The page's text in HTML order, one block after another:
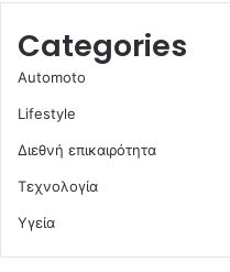
Categories
Automoto
Lifestyle
Διεθνή επικαιρότητα
Τεχνολογία
Υγεία